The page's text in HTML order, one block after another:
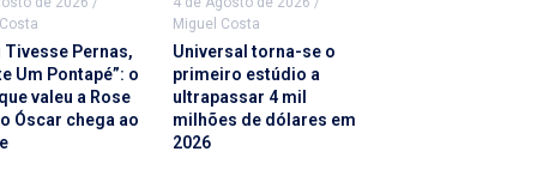
Tivesse Pernas,
Um Pontapé”: o
valeu a Rose
Óscar chega ao
Miguel Costa
Universal torna-se o
primeiro estúdio a
ultrapassar 4 mil
milhões de dólares em
2026